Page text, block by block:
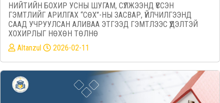
НИЙТИЙН БОХИР УСНЫ ШУГАМ, СҮЛЖЭЭНД ҮҮССЭН
ГЭМТЛИЙГ АРИЛГАХ “СӨХ”-НЫ ЗАСВАР, ҮЙЛЧИЛГЭЭНД
СААД УЧРУУЛСАН АЛИВАА ЭТГЭЭД ГЭМТЛЭЭС ҮҮДЭЛТЭЙ
ХОХИРЛЫГ НӨХӨН ТӨЛНӨ
Altanzul
2026-02-11